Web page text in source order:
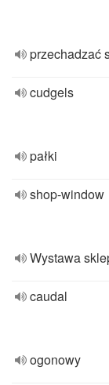
przechadzać
cudgels
pałki
shop-window
Wystawa
caudal
ogonowy